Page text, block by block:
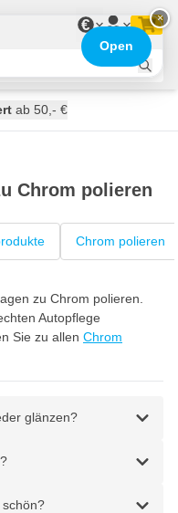
€
versendet
ab 50,- €
Chrom polieren
Chrom polieren
zu Chrom polieren.
Autopflege
Sie zu allen Chrom
glänzen?
×
Open